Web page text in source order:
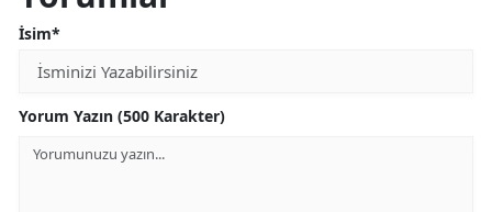
İsim*
Yorum Yazın (500 Karakter)